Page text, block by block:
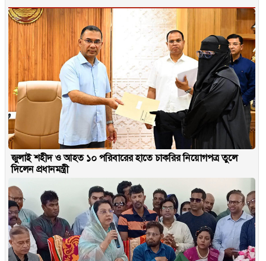
জুলাই শহীদ ও আহত ১০ পরিবারের হাতে চাকরির নিয়োগপত্র তুলে
দিলেন প্রধানমন্ত্রী